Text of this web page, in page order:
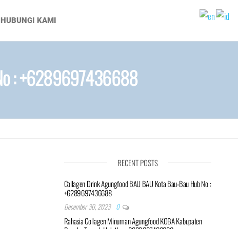
HUBUNGI KAMI
: +6289697436688
RECENT POSTS
Collagen Drink Agungfood BAU BAU Kota Bau-Bau Hub No :
+6289697436688
December 30, 2023 0
Rahasia Collagen Minuman Agungfood KOBA Kabupaten